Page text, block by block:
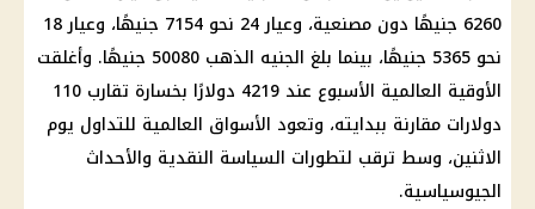
6260 جنيهًا دون مصنعية، وعيار 24 نحو 7154 جنيهًا، وعيار 18
نحو 5365 جنيهًا، بينما بلغ
الجنيه الذهب
الأوقية العالمية
الأسبوع عند 4219 دولارًا بخسارة تقارب 110
دولارات مقارنة ببدايته، وتعود الأسواق العالمية للتداول يوم
الاثنين، وسط ترقب لتطورات السياسة النقدية والأحداث
الجيوسياسية.